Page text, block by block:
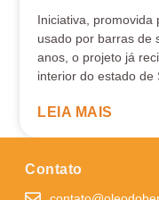
Iniciativa, promovida
usado por barras de
anos, o projeto já
interior do estado de
LEIA MAIS
Contato